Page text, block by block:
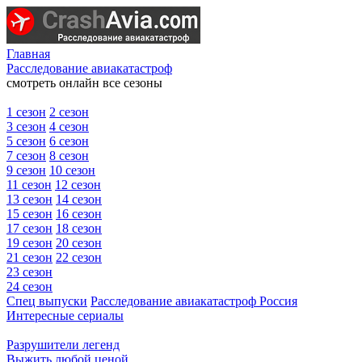
Главная
Расследование авиакатастроф
смотреть онлайн все сезоны
1 сезон 2 сезон
3 сезон 4 сезон
5 сезон 6 сезон
7 сезон 8 сезон
9 сезон 10 сезон
11 сезон 12 сезон
13 сезон 14 сезон
15 сезон 16 сезон
17 сезон 18 сезон
19 сезон 20 сезон
21 сезон 22 сезон
23 сезон
24 сезон
Спец выпуски Расследование авиакатастроф Россия
Интересные сериалы
Разрушители легенд
Выжить любой ценой